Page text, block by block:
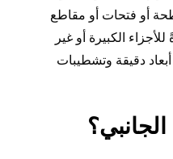
أو فتحات أو مقاطع
الكبيرة أو غير
دقيقة وتشطيبات